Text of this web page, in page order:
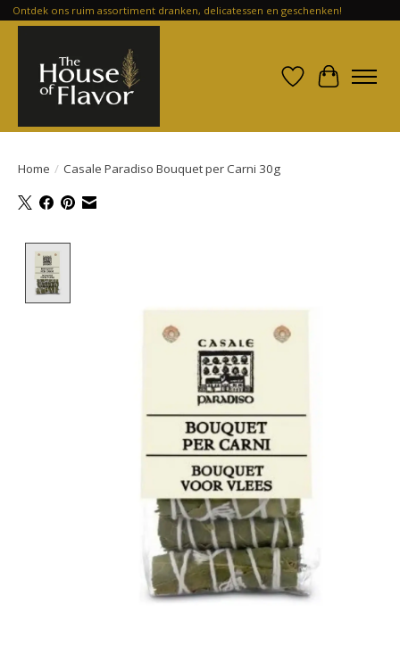
Ontdek ons ruim assortiment dranken, delicatessen en geschenken!
Verlanglijst
Home / Casale Paradiso Bouquet per Carni 30g